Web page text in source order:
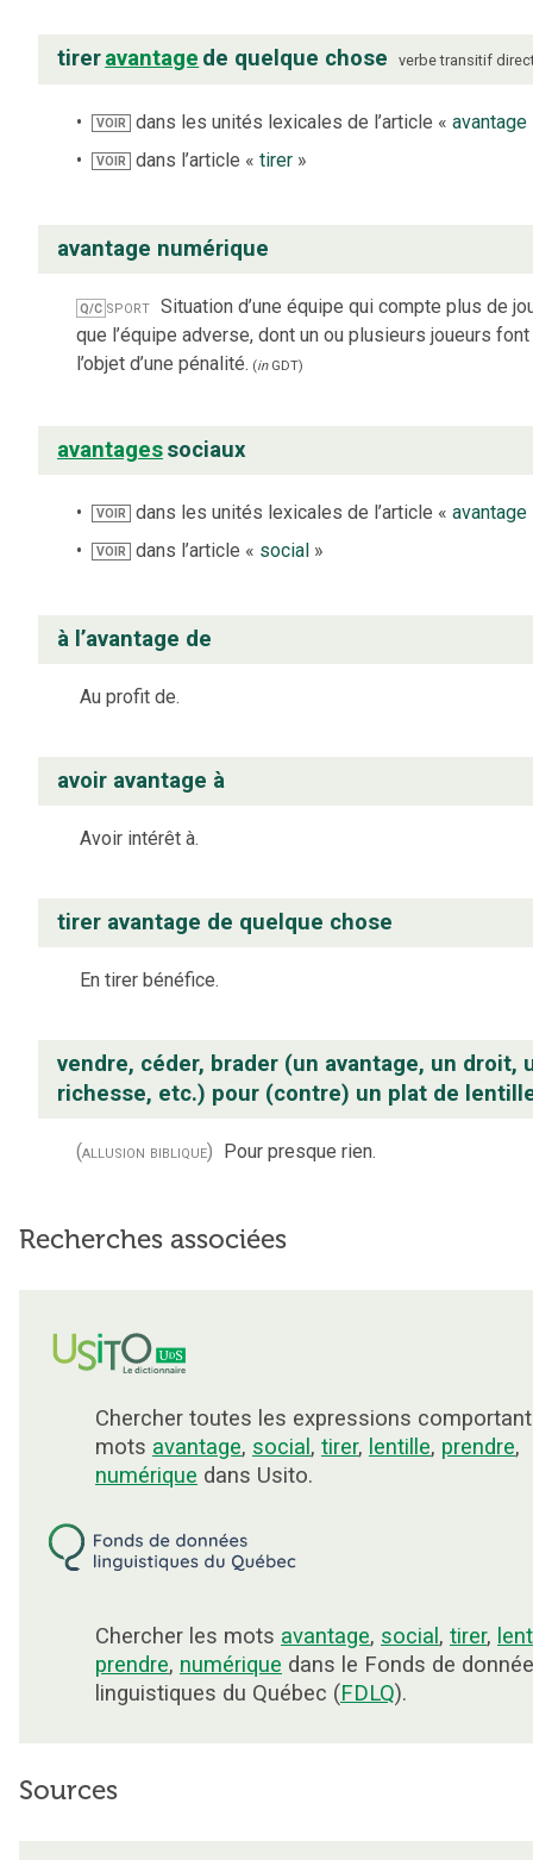
tireravantage de quelque chose verbe transitif
VOIR dans les unités lexicales de l’article «avantage
VOIR dans l’article «tirer »
avantage numérique
Q/C sport Situation d’une équipe qui compte plus de
que l’équipe adverse, dont un ou plusieurs joueurs font
l’objet d’une pénalité. (inGDT)
avantagessociaux
VOIR dans les unités lexicales de l’article «avantage
VOIR dans l’article « social »
à l’avantage de
Au profit de.
avoir avantage à
Avoir intérêt à.
tirer avantage de quelque chose
En tirer bénéfice.
vendre, céder, brader (un avantage, un droit,
richesse, etc.) pour (contre) un plat de
(allusion biblique) Pour presque rien.
Recherches associées
Chercher toutes les expressions
mots avantage, social , tirer, lentille, prendre,
numérique dans Usito.
Chercher les mots avantage, social , tirer,
prendre, numérique dans le Fonds de
linguistiques du Québec (FDLQ).
Sources